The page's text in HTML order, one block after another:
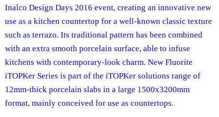
Inalco Design Days 2016 event, creating an innovative new
use as a kitchen countertop for a well-known classic texture
such as terrazo. Its traditional pattern has been combined
with an extra smooth porcelain surface, able to infuse
kitchens with contemporary-look charm. New Fluorite
iTOPKer Series is part of the iTOPKer solutions range of
12mm-thick porcelain slabs in a large 1500x3200mm
format, mainly conceived for use as countertops.